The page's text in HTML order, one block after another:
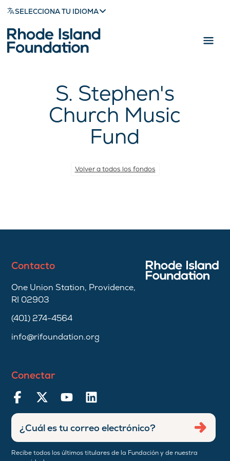
SELECCIONA TU IDIOMA
S. Stephen's
Church Music
Fund
Volver a todos los fondos
Contacto
One Union Station, Providence,
RI 02903
(401) 274-4564
info@rifoundation.org
Conectar
Recibe todos los últimos titulares de la Fundación y de nuestra
Ingresar
dirección
de
correo
Enviar